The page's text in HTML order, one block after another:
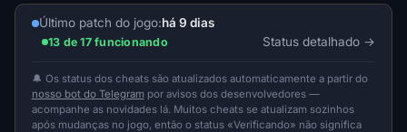
Último patch do jogo:há 9 dias
13 de 17 funcionando Status detalhado
🔔 Os status dos cheats são atualizados automaticamente a partir do
nosso bot do Telegram por avisos dos desenvolvedores —
acompanhe as novidades lá. Muitos cheats se atualizam sozinhos
após mudanças no jogo, então o status «Verificando» não significa